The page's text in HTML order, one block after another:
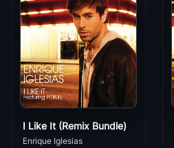
97 Enrique Iglesias• 103
98
Rhythm Divine
Enrique Iglesias • 100
99
ASI ES LA VIDA
Enrique Iglesias • 0
100
Fría
Enrique Iglesias• 0
Voz Veiz
Romántica
Yahir
Romántica
Yordano
Romántica
I Like It (Remix Bundle)
Enrique Iglesias